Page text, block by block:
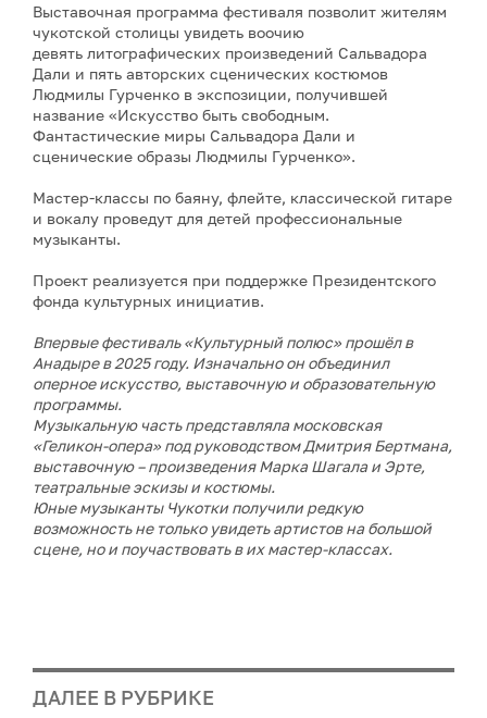
Выставочная программа фестиваля позволит жителям
чукотской столицы увидеть воочию
девять литографических произведений Сальвадора
Дали и пять авторских сценических костюмов
Людмилы Гурченко в экспозиции, получившей
название «Искусство быть свободным.
Фантастические миры Сальвадора Дали и
сценические образы Людмилы Гурченко».
Мастер-классы по баяну, флейте, классической гитаре
и вокалу проведут для детей профессиональные
музыканты.
Проект реализуется при поддержке Президентского
фонда культурных инициатив.
Впервые фестиваль «Культурный полюс» прошёл в
Анадыре в 2025 году. Изначально он объединил
оперное искусство, выставочную и образовательную
программы.
Музыкальную часть представляла московская
«Геликон-опера» под руководством Дмитрия Бертмана,
выставочную – произведения Марка Шагала и Эрте,
театральные эскизы и костюмы.
Юные музыканты Чукотки получили редкую
возможность не только увидеть артистов на большой
сцене, но и поучаствовать в их мастер-классах.
ДАЛЕЕ В РУБРИКЕ